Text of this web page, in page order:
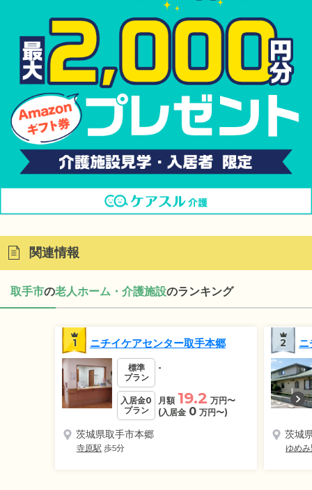
関連情報
取手市の老人ホーム・介護施設のランキング
1 ニチイケアセンター取手本郷
標準
プラン
-
入居金0
プラン
月額 19.2 万円〜
(入居金 0 万円〜)
茨城県取手市本郷
寺原駅 歩5分
2
茨城
ゆめ